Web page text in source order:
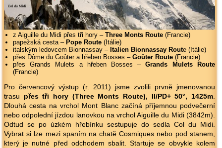
z Aiguille du Midi přes tři hory – Three Monts Route (Francie)
papežská cesta – Pope Route (Itálie)
italským ledovcem Bionnassay – Italien Bionnassay Route (Itálie)
přes Dôme du Goûter a hřeben Bosses – Goûter Route (Francie)
přes Grands Mulets a hřeben Bosses –Grands Mulets Route
(Francie)
Pro červencový výstup (r. 2011) jsme zvolili prvně jmenovanou
trasu přes tři hory (Three Monts Route), II/PD+ 50°, 1425m.
Dlouhá cesta na vrchol Mont Blanc začíná příjemnou podvečerní
nebo odpolední jízdou lanovkou na vrchol Aiguille du Midi (3842m).
Odtud se po úzkém hřebínku sestupuje do sedla Col du Midi.
Vybrat si lze mezi spaním na chatě Cosmiques nebo pod stanem,
který je nutné před odchodem sbalit. Startuje se obvykle kolem